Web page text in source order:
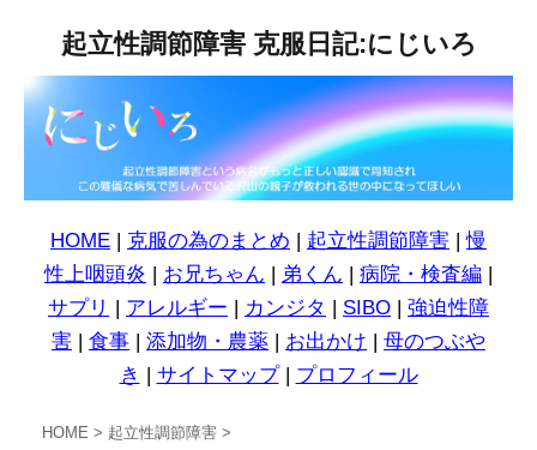
起立性調節障害 克服日記:にじいろ
HOME | 克服の為のまとめ | 起立性調節障害 |慢
性上咽頭炎 | お兄ちゃん | 弟くん | 病院・検査編 |
サプリ | アレルギー | カンジタ | SIBO | 強迫性障
害 | 食事 | 添加物・農薬 | お出かけ | 母のつぶや
き | サイトマップ| プロフィール
HOME > 起立性調節障害 >